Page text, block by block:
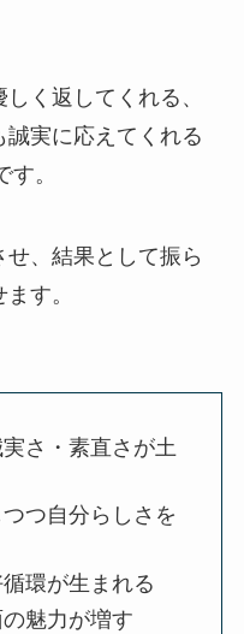
く返してくれる、
実に応えてくれる
す。
、結果として振ら
す。
さ・素直さが土
つ自分らしさを
環が生まれる
魅力が増す